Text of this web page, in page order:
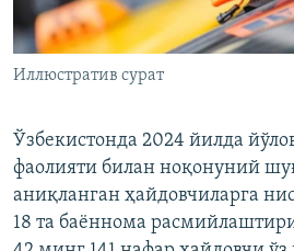
Иллюстратив сурат
Ўзбекистонда 2024 йилда
фаолияти билан ноқонуний
аниқланган ҳайдовчиларга
18 та баённома